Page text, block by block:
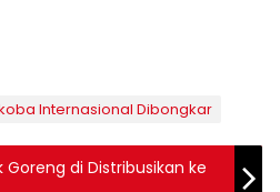
Internasional Dibongkar
Goreng di Distribusikan ke